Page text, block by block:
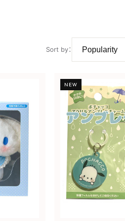
Sort by：
NEW